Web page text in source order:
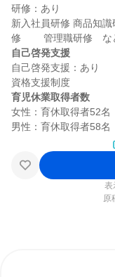
研修：あり
新入社員研修 商品知
自己啓発支援
自己啓発支援：あり
育児休業取得者数
女性：育休取得者52名
表
原